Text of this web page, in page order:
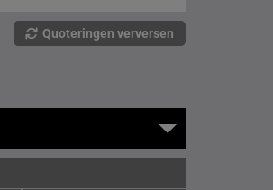
Quoteringen verversen